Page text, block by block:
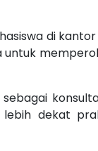
di
untuk
lebih dekat